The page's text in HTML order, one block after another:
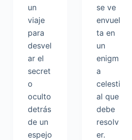
un
viaje
para
desvel
ar el
secret
o
oculto
detrás
de un
espejo
se ve
envuel
ta en
un
enigm
a
celesti
al que
debe
resolv
er.